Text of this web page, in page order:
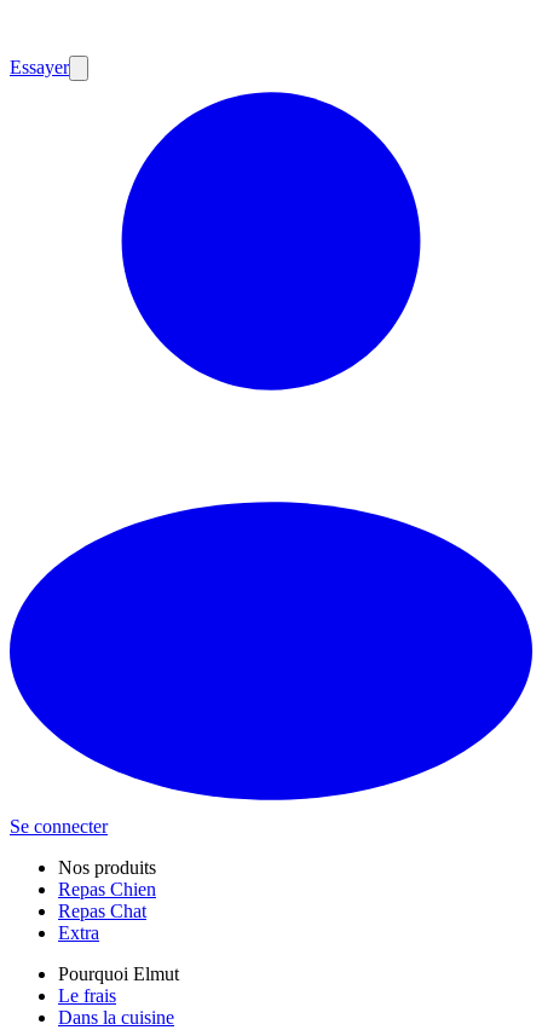
Essayer
Se connecter
Nos produits
Repas Chien
Repas Chat
Extra
Pourquoi Elmut
Le frais
Dans la cuisine